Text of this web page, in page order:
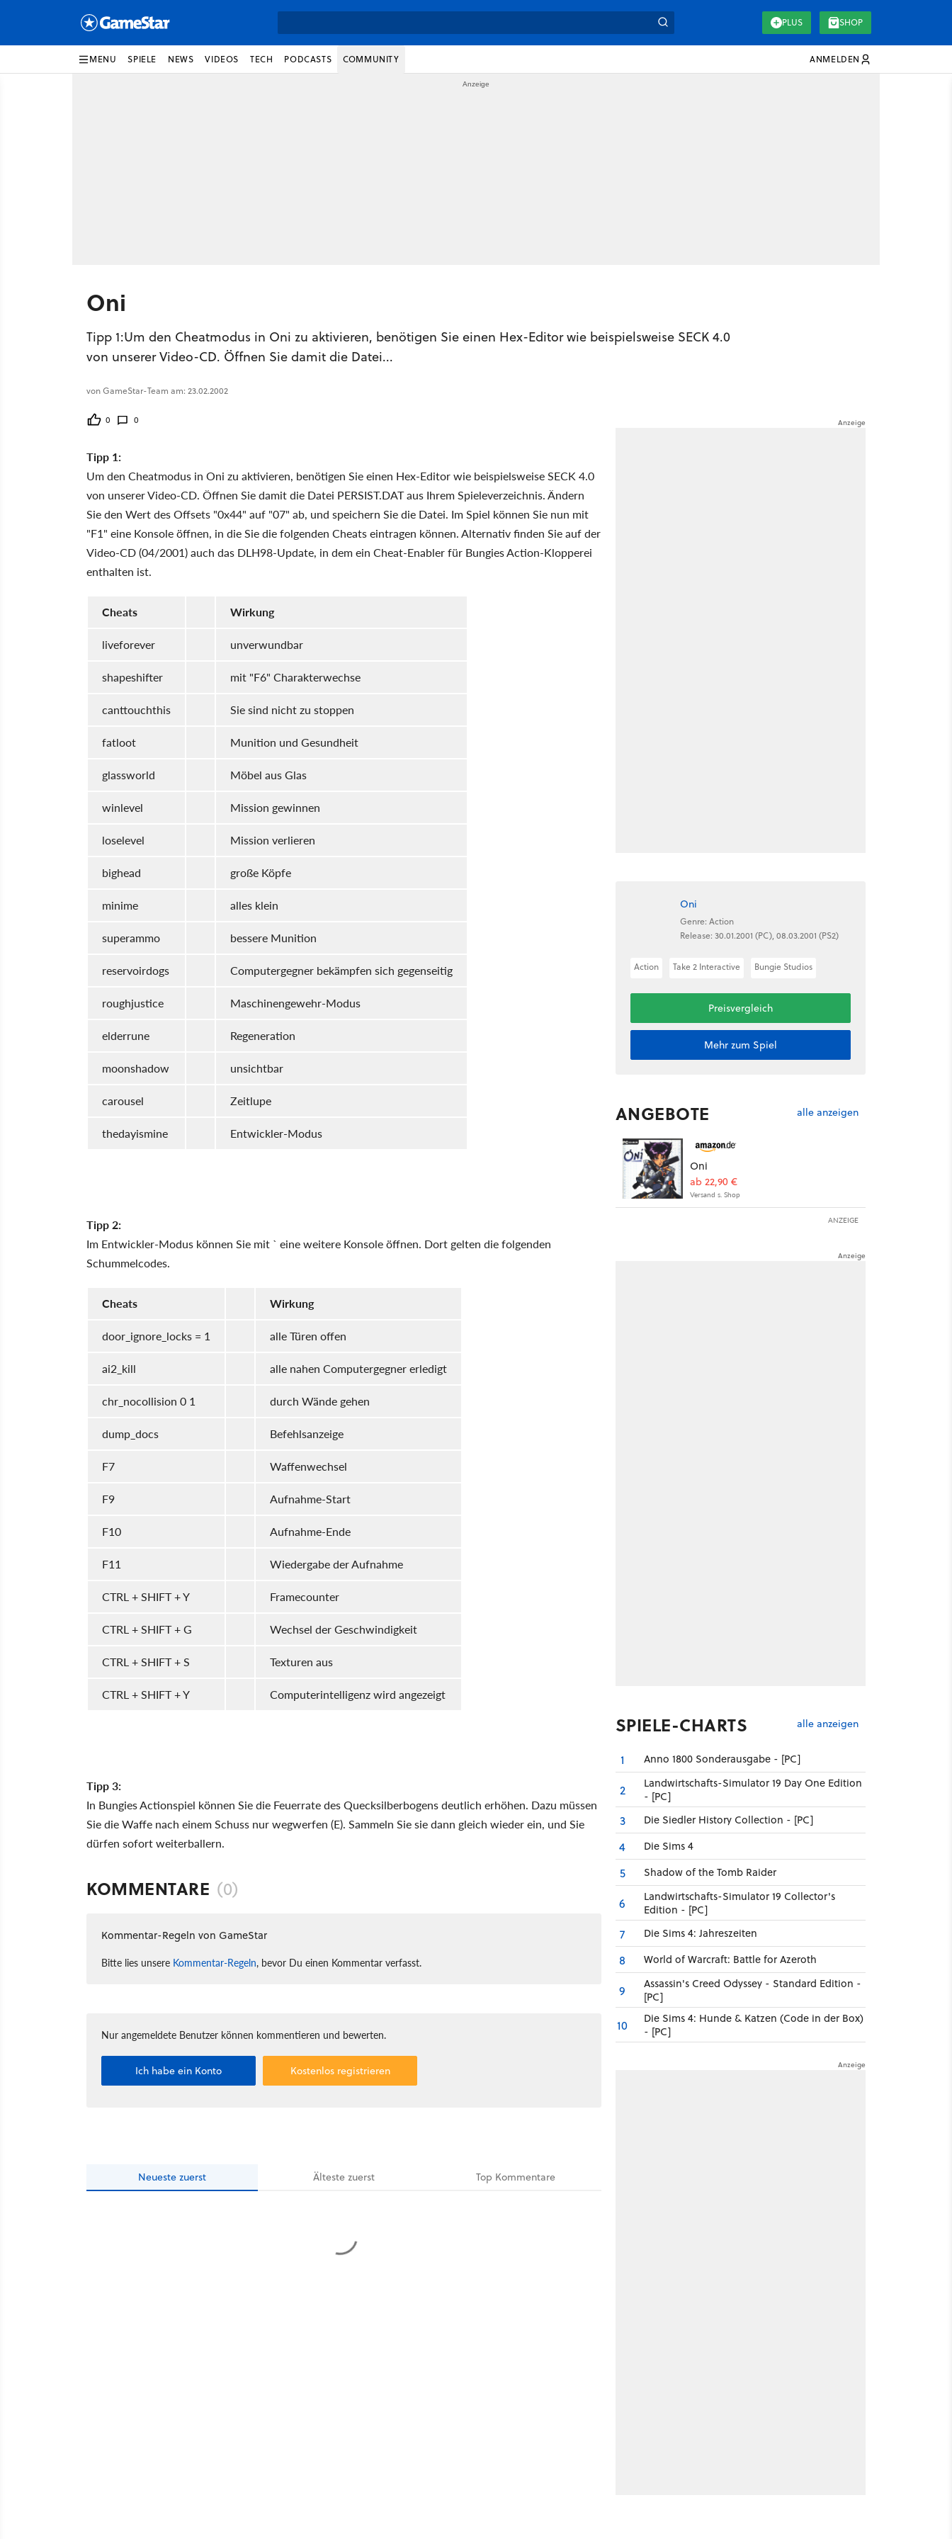
PLUS SHOP
MENU SPIELE NEWS VIDEOS TECH PODCASTS COMMUNITY ANMELDEN
Oni
Tipp 1:Um den Cheatmodus in Oni zu aktivieren, benötigen Sie einen Hex-Editor wie beispielsweise SECK 4.0
von unserer Video-CD. Öffnen Sie damit die Datei...
von GameStar-Team am: 23.02.2002
0 0
Tipp 1:
Um den Cheatmodus in Oni zu aktivieren, benötigen Sie einen Hex-Editor wie beispielsweise SECK 4.0
von unserer Video-CD. Öffnen Sie damit die Datei PERSIST.DAT aus Ihrem Spieleverzeichnis. Ändern
Sie den Wert des Offsets "0x44" auf "07" ab, und speichern Sie die Datei. Im Spiel können Sie nun mit
"F1" eine Konsole öffnen, in die Sie die folgenden Cheats eintragen können. Alternativ finden Sie auf der
Video-CD (04/2001) auch das DLH98-Update, in dem ein Cheat-Enabler für Bungies Action-Klopperei
enthalten ist.
Cheats
Wirkung
liveforever
unverwundbar
shapeshifter
mit "F6" Charakterwechse
canttouchthis
Sie sind nicht zu stoppen
fatloot
Munition und Gesundheit
glassworld
Möbel aus Glas
winlevel
Mission gewinnen
loselevel
Mission verlieren
bighead
große Köpfe
minime
alles klein
superammo
bessere Munition
reservoirdogs
Computergegner bekämpfen sich gegenseitig
roughjustice
Maschinengewehr-Modus
elderrune
Regeneration
moonshadow
unsichtbar
carousel
Zeitlupe
thedayismine
Entwickler-Modus
Tipp 2:
Im Entwickler-Modus können Sie mit ` eine weitere Konsole öffnen. Dort gelten die folgenden
Schummelcodes.
Cheats
Wirkung
door_ignore_locks = 1
alle Türen offen
ai2_kill
alle nahen Computergegner erledigt
chr_nocollision 0 1
durch Wände gehen
dump_docs
Befehlsanzeige
F7
Waffenwechsel
F9
Aufnahme-Start
F10
Aufnahme-Ende
F11
Wiedergabe der Aufnahme
CTRL + SHIFT + Y
Framecounter
CTRL + SHIFT + G
Wechsel der Geschwindigkeit
CTRL + SHIFT + S
Texturen aus
CTRL + SHIFT + Y
Computerintelligenz wird angezeigt
Tipp 3:
In Bungies Actionspiel können Sie die Feuerrate des Quecksilberbogens deutlich erhöhen. Dazu müssen
Sie die Waffe nach einem Schuss nur wegwerfen (E). Sammeln Sie sie dann gleich wieder ein, und Sie
dürfen sofort weiterballern.
KOMMENTARE (0)
Kommentar-Regeln von GameStar
Bitte lies unsere Kommentar-Regeln, bevor Du einen Kommentar verfasst.
Nur angemeldete Benutzer können kommentieren und bewerten.
Ich habe ein Konto Kostenlos registrieren
Neueste zuerst Ältestezuerst Top Kommentare
Oni
Genre: Action
Release: 30.01.2001 (PC), 08.03.2001 (PS2)
Action Take 2 Interactive Bungie Studios
Preisvergleich
Mehr zum Spiel
ANGEBOTE alle anzeigen
Oni
ab 22,90 €
Versand s. Shop
ANZEIGE
SPIELE-CHARTS alle anzeigen
1 Anno 1800 Sonderausgabe - [PC]
2
Landwirtschafts-Simulator 19 Day One Edition
- [PC]
3 Die Siedler History Collection - [PC]
4 Die Sims 4
5 Shadow of the Tomb Raider
6
Landwirtschafts-Simulator 19 Collector's
Edition - [PC]
7 Die Sims 4: Jahreszeiten
8 World of Warcraft: Battle for Azeroth
9
Assassin's Creed Odyssey - Standard Edition -
[PC]
10
Die Sims 4: Hunde & Katzen (Code in der Box)
- [PC]